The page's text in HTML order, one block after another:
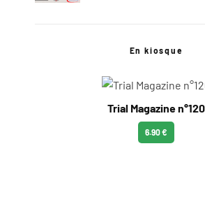
En kiosque
Trial Magazine n°120
6.90 €